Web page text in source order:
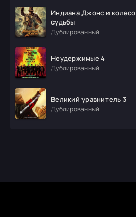
Индиана Джонс и колесо
судьбы
Дублированный
Неудержимые 4
Дублированный
Великий уравнитель 3
Дублированный